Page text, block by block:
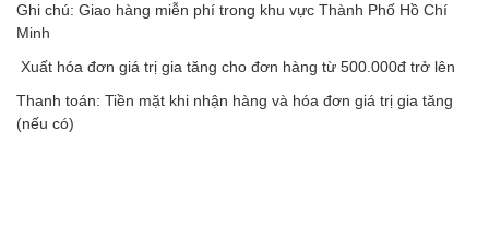
Ghi chú: Giao hàng miễn phí trong khu vực Thành Phố Hồ Chí
Minh
Xuất hóa đơn giá trị gia tăng cho đơn hàng từ 500.000đ trở lên
Thanh toán: Tiền mặt khi nhận hàng và hóa đơn giá trị gia tăng
(nếu có)